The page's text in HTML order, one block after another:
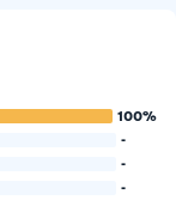
100%
-
-
-